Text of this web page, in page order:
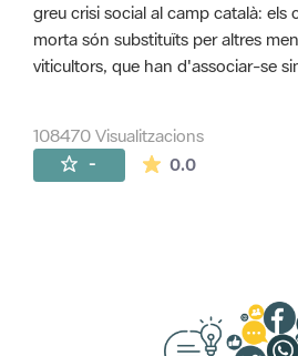
greu crisi social al camp català: els
morta són substituïts per altres
viticultors, que han d'associar-se
108470 Visualitzacions
- 0.0La mitjana